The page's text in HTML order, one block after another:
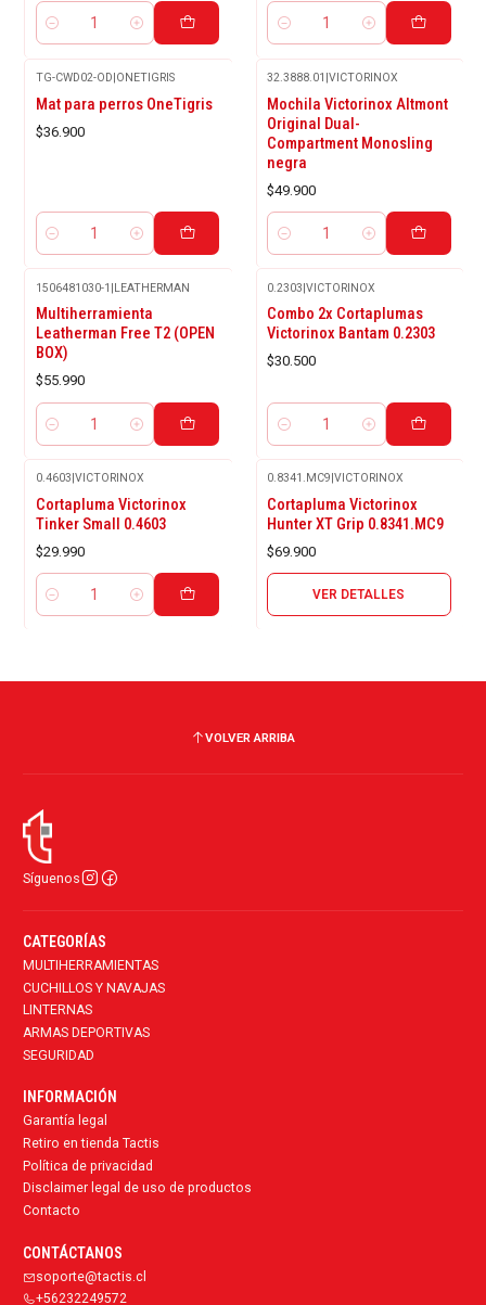
Cantidad Cantidad
TG-CWD02-OD|ONETIGRIS
Mat para perros OneTigris
$36.900
Cantidad
32.3888.01 |VICTORINOX
Mochila Victorinox Altmont
Original Dual-
Compartment Monosling
negra
$49.900
Cantidad
1506481030-1 |LEATHERMAN
Multiherramienta
Leatherman Free T2 (OPEN
BOX)
$55.990
Cantidad
0.2303|VICTORINOX
Combo 2x Cortaplumas
Victorinox Bantam 0.2303
$30.500
Cantidad
0.4603 VICTORINOX
Cortapluma Victorinox
Tinker Small 0.4603
$29.990
Cantidad
0.8341.MC9 VICTORINOX
Cortapluma Victorinox
Hunter XT Grip 0.8341.MC9
$69.900
VER DETALLES
VOLVER ARRIBA
Síguenos
CATEGORÍAS
MULTIHERRAMIENTAS
CUCHILLOS Y NAVAJAS
LINTERNAS
ARMAS DEPORTIVAS
SEGURIDAD
INFORMACIÓN
Garantía legal
Retiro en tienda Tactis
Política de privacidad
Disclaimer legal de uso de productos
Contacto
CONTÁCTANOS
soporte@tactis.cl
+56232249572